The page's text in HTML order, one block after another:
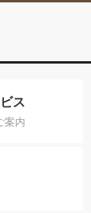
ス
案内